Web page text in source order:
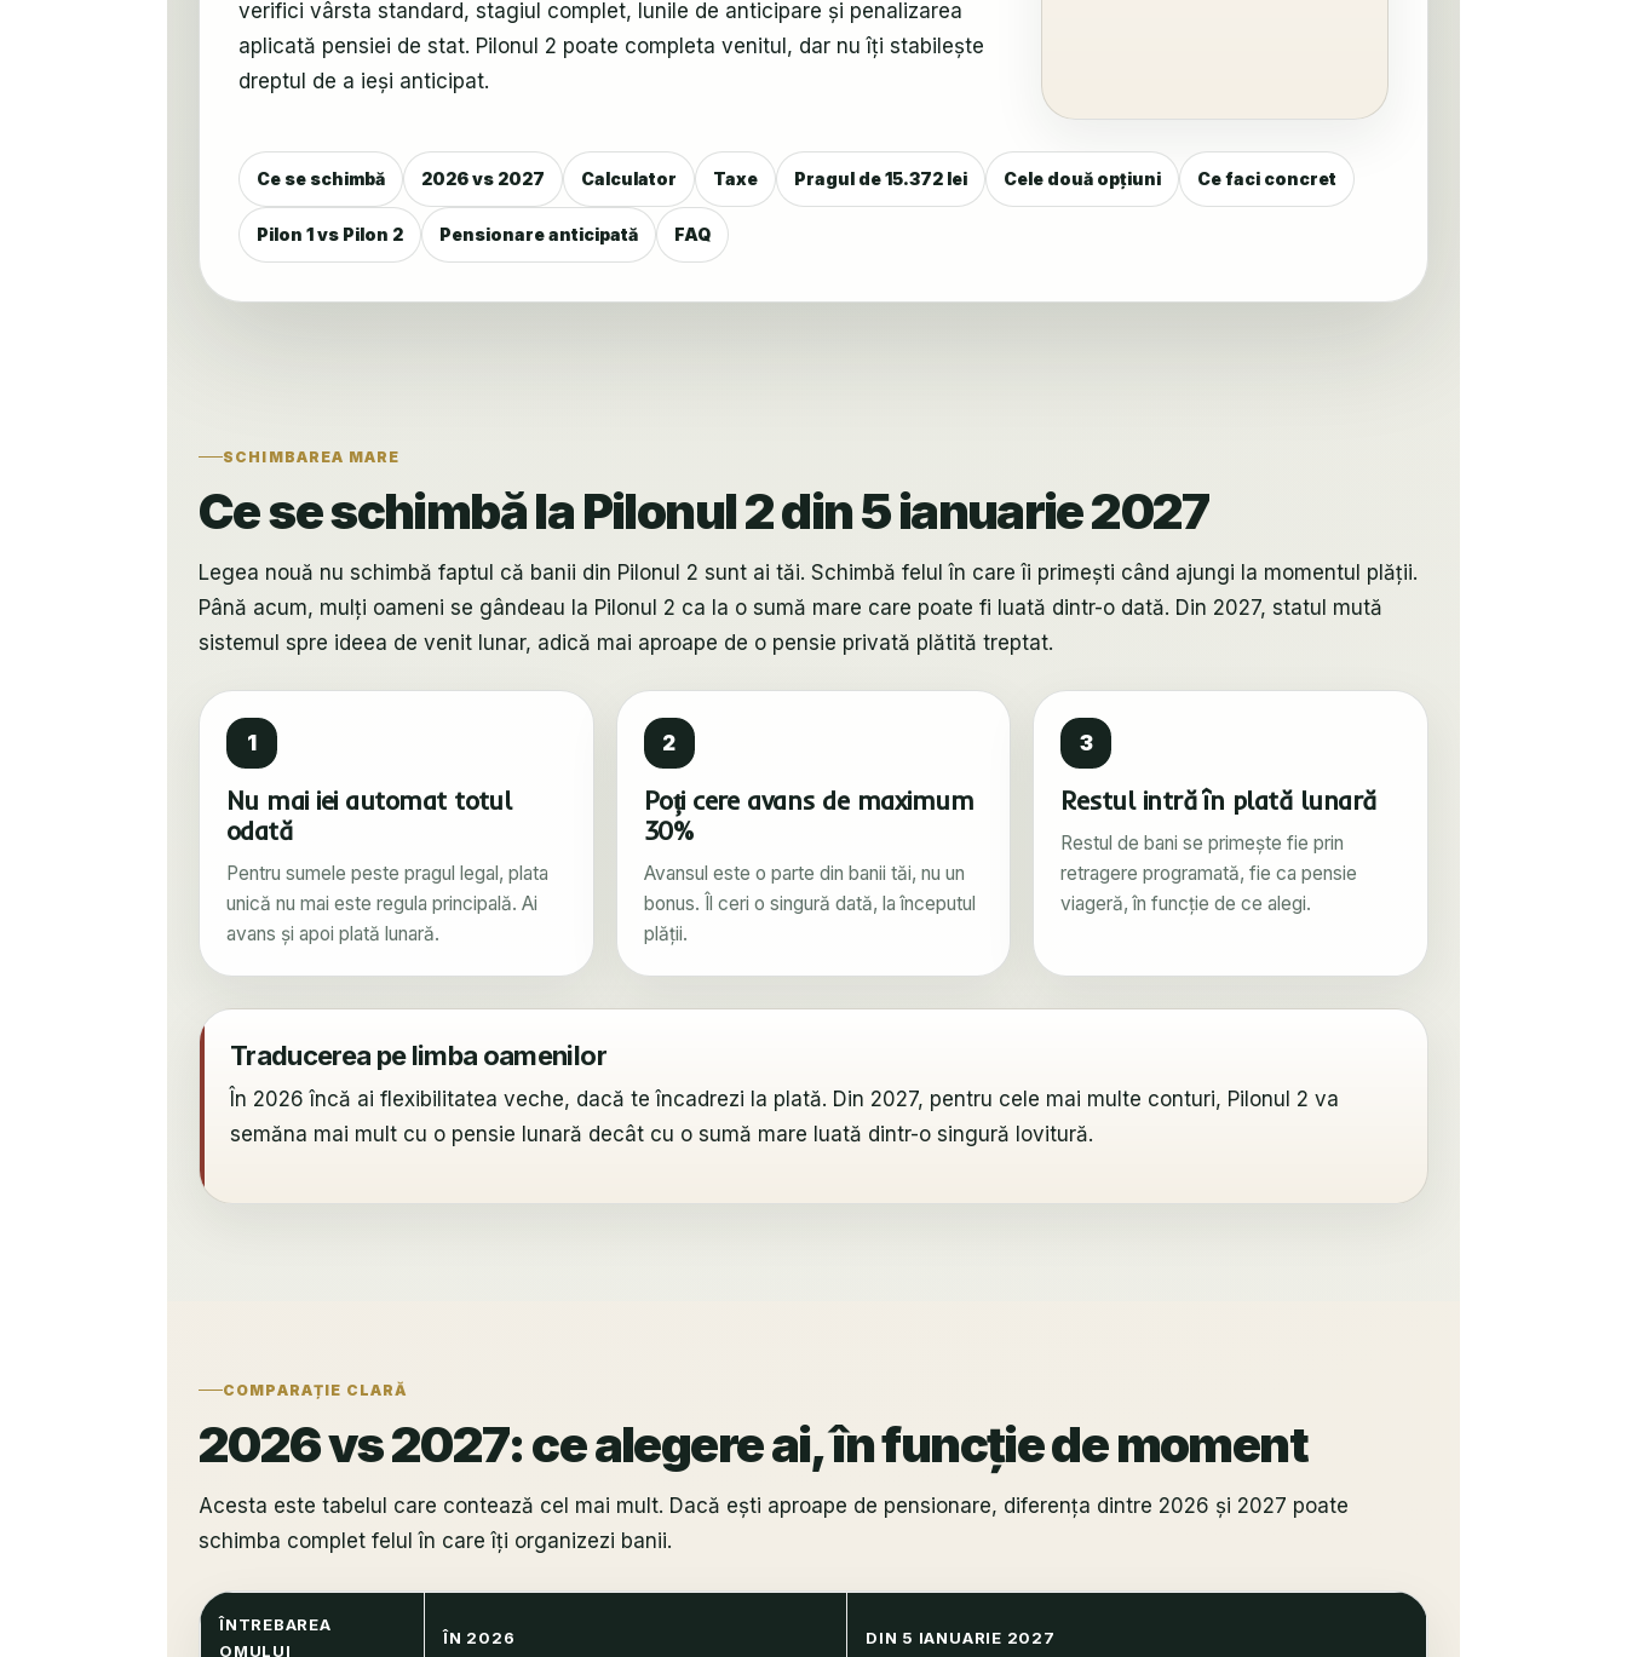
verifici vârsta standard, stagiul complet, lunile de anticipare și penalizarea
aplicată pensiei de stat. Pilonul 2 poate completa venitul, dar nu îți stabilește
dreptul de a ieși anticipat.
Ce se schimbă 2026 vs 2027 Calculator Taxe Pragul de 15.372 lei Cele două opțiuni Ce faci concret
Pilon 1 vs Pilon 2 Pensionare anticipată FAQ
SCHIMBAREA MARE
Ce se schimbă la Pilonul 2 din 5 ianuarie 2027
Legea nouă nu schimbă faptul că banii din Pilonul 2 sunt ai tăi. Schimbă felul în care îi primești când ajungi la momentul plății.
Până acum, mulți oameni se gândeau la Pilonul 2 ca la o sumă mare care poate fi luată dintr-o dată. Din 2027, statul mută
sistemul spre ideea de venit lunar, adică mai aproape de o pensie privată plătită treptat.
1
Nu mai iei automat totul
odată
Pentru sumele peste pragul legal, plata
unică nu mai este regula principală. Ai
avans și apoi plată lunară.
2
Poți cere avans de maximum
30%
Avansul este o parte din banii tăi, nu un
bonus. Îl ceri o singură dată, la începutul
plății.
3
Restul intră în plată lunară
Restul de bani se primește fie prin
retragere programată, fie ca pensie
viageră, în funcție de ce alegi.
Traducerea pe limba oamenilor
În 2026 încă ai flexibilitatea veche, dacă te încadrezi la plată. Din 2027, pentru cele mai multe conturi, Pilonul 2 va
semăna mai mult cu o pensie lunară decât cu o sumă mare luată dintr-o singură lovitură.
COMPARAȚIE CLARĂ
2026 vs 2027: ce alegere ai, în funcție de moment
Acesta este tabelul care contează cel mai mult. Dacă ești aproape de pensionare, diferența dintre 2026 și 2027 poate
schimba complet felul în care îți organizezi banii.
ÎNTREBAREA
OMULUI
ÎN 2026 DIN 5 IANUARIE 2027